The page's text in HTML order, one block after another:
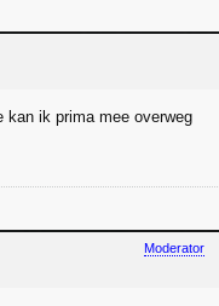
kan ik prima mee overweg
Moderator